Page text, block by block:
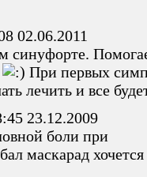
02.06.2011
синуфорте.
При первых
лечить и все
23.12.2009
боли при
маскарад хочется